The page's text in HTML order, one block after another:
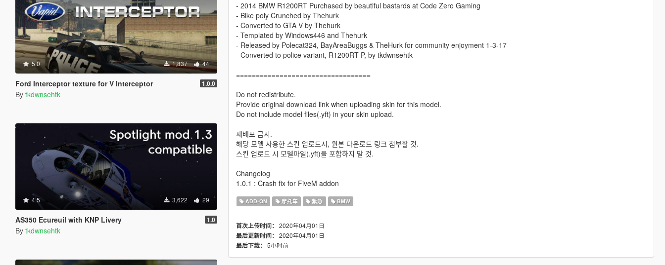
5.0 1,837 44
Ford Interceptor texture for V Interceptor 1.0.0
By tkdwnsehtk
4.5 3,622 29
AS350 Ecureuil with KNP Livery 1.0
By tkdwnsehtk
- 2014 BMW R1200RT Purchased by beautiful bastards at Code Zero Gaming
- Bike poly Crunched by Thehurk
- Converted to GTA V by Thehurk
- Templated by Windows446 and Thehurk
- Released by Polecat324, BayAreaBuggs & TheHurk for community enjoyment 1-3-17
- Converted to police variant, R1200RT-P, by tkdwnsehtk
==================================
Do not redistribute.
Provide original download link when uploading skin for this model.
Do not include model files(.yft) in your skin upload.
재배포 금지.
해당 모델 사용한 스킨 업로드시, 원본 다운로드 링크 첨부할 것.
스킨 업로드 시 모델파일(.yft)을 포함하지 말 것.
Changelog
1.0.1 : Crash fix for FiveM addon
ADD-ON 摩托车 紧急 BMW
首次上传时间： 2020年04月01日
最后更新时间： 2020年04月01日
最后下载： 5小时前